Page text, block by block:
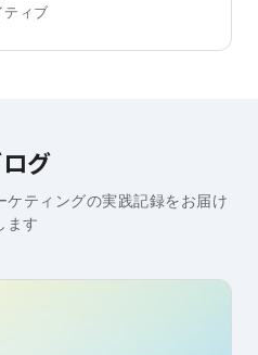
ティブ
グ
ケティングの実践記録をお届け
ます